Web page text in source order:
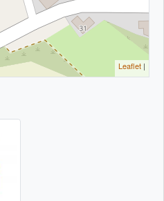
Leaflet |